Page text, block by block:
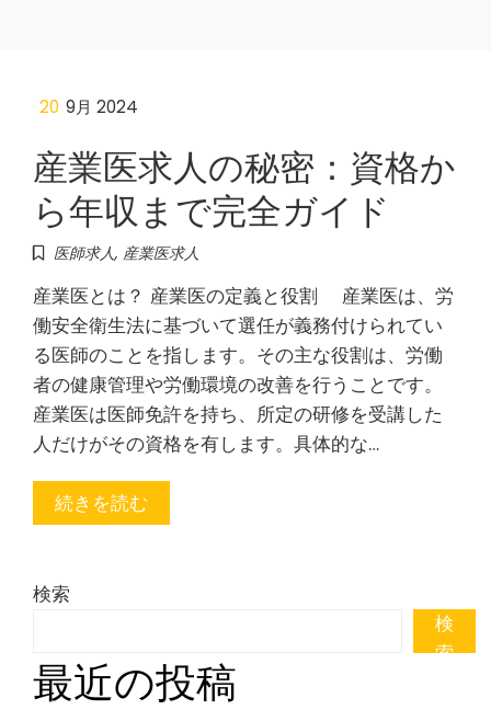
20 9月 2024
産業医求人の秘密：資格か
ら年収まで完全ガイド
医師求人, 産業医求人
産業医とは？ 産業医の定義と役割 産業医は、労
働安全衛生法に基づいて選任が義務付けられてい
る医師のことを指します。その主な役割は、労働
者の健康管理や労働環境の改善を行うことです。
産業医は医師免許を持ち、所定の研修を受講した
人だけがその資格を有します。具体的な…
続きを読む
検索
検
索
最近の投稿